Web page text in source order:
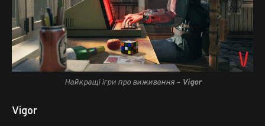
Найкращі ігри про виживання – Vigor
Vigor